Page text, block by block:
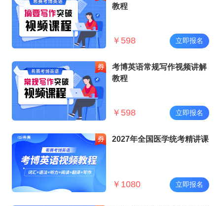
教程
￥ 598 立即报名
考博英语常规写作视频讲解
教程
￥ 598 立即报名
2027年全国医学统考精讲课
￥ 1080 立即报名